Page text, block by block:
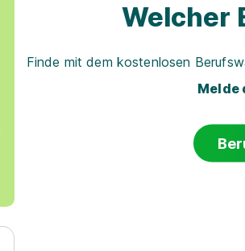
Welcher
Finde mit dem kostenlosen
Melde